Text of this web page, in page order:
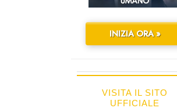
INIZIA ORA »
VISITA IL SITO
UFFICIALE